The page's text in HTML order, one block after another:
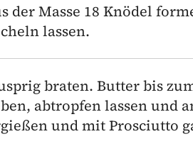
der Masse 18 Knödel
lassen.
braten. Butter bis
abtropfen lassen und
und mit Prosciutto